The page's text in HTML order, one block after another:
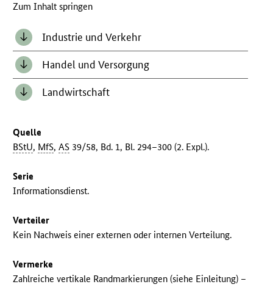
Zum Inhalt springen
Industrie und Verkehr
Handel und Versorgung
Landwirtschaft
Quelle
BStU, MfS,AS 39/58, Bd. 1, Bl. 294–300 (2. Expl.).
Serie
Informationsdienst.
Verteiler
Kein Nachweis einer externen oder internen Verteilung.
Vermerke
Zahlreiche vertikale Randmarkierungen (siehe Einleitung) –